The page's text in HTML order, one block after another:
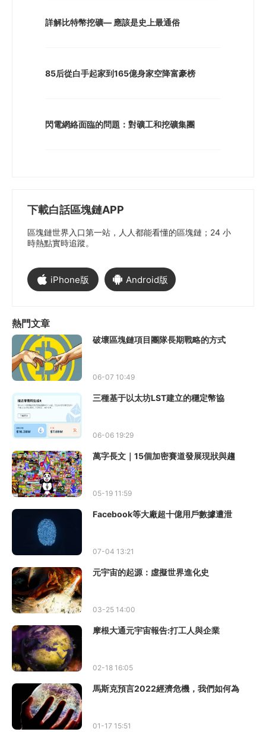
詳解比特幣挖礦— 應該是史上最通俗
85后從白手起家到165億身家空降富豪榜
閃電網絡面臨的問題：對礦工和挖礦集團
下載白話區塊鏈APP
區塊鏈世界入口第一站，人人都能看懂的區塊鏈；24 小
時熱點實時追蹤。
iPhone版 Android版
熱門文章
破壞區塊鏈項目團隊長期戰略的方式
06-07 10:49
三種基于以太坊LST建立的穩定幣協
06-06 19:29
萬字長文｜15個加密賽道發展現狀與趨
05-19 11:59
Facebook等大廠超十億用戶數據遭泄
07-04 13:21
元宇宙的起源：虛擬世界進化史
03-25 14:00
摩根大通元宇宙報告:打工人與企業
02-18 16:05
馬斯克預言2022經濟危機，我們如何為
01-17 15:51